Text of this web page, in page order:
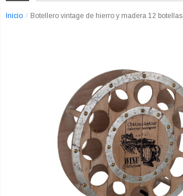
Inicio Botellero vintage de hierro y madera 12 botellas